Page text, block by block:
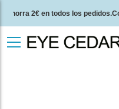
Ahorra 2€ en todos los
2 años de garantía de calidad y